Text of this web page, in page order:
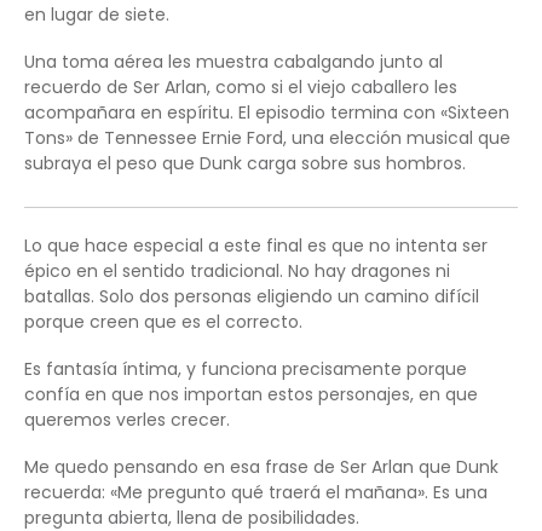
en lugar de siete.
Una toma aérea les muestra cabalgando junto al
recuerdo de Ser Arlan, como si el viejo caballero les
acompañara en espíritu. El episodio termina con «Sixteen
Tons» de Tennessee Ernie Ford, una elección musical que
subraya el peso que Dunk carga sobre sus hombros.
Lo que hace especial a este final es que no intenta ser
épico en el sentido tradicional. No hay dragones ni
batallas. Solo dos personas eligiendo un camino difícil
porque creen que es el correcto.
Es fantasía íntima, y funciona precisamente porque
confía en que nos importan estos personajes, en que
queremos verles crecer.
Me quedo pensando en esa frase de Ser Arlan que Dunk
recuerda: «Me pregunto qué traerá el mañana». Es una
pregunta abierta, llena de posibilidades.